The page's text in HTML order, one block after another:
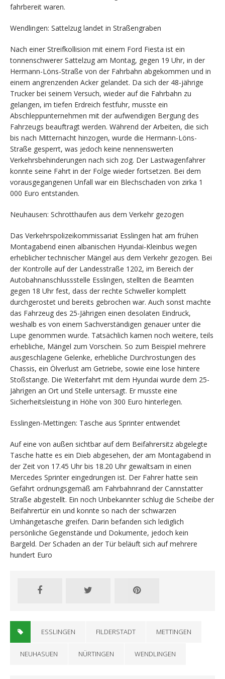
fahrbereit waren.
Wendlingen: Sattelzug landet in Straßengraben
Nach einer Streifkollision mit einem Ford Fiesta ist ein
tonnenschwerer Sattelzug am Montag, gegen 19 Uhr, in der
Hermann-Löns-Straße von der Fahrbahn abgekommen und in
einem angrenzenden Acker gelandet. Da sich der 48-jährige
Trucker bei seinem Versuch, wieder auf die Fahrbahn zu
gelangen, im tiefen Erdreich festfuhr, musste ein
Abschleppunternehmen mit der aufwendigen Bergung des
Fahrzeugs beauftragt werden. Während der Arbeiten, die sich
bis nach Mitternacht hinzogen, wurde die Hermann-Löns-
Straße gesperrt, was jedoch keine nennenswerten
Verkehrsbehinderungen nach sich zog. Der Lastwagenfahrer
konnte seine Fahrt in der Folge wieder fortsetzen. Bei dem
vorausgegangenen Unfall war ein Blechschaden von zirka 1
000 Euro entstanden.
Neuhausen: Schrotthaufen aus dem Verkehr gezogen
Das Verkehrspolizeikommissariat Esslingen hat am frühen
Montagabend einen albanischen Hyundai-Kleinbus wegen
erheblicher technischer Mängel aus dem Verkehr gezogen. Bei
der Kontrolle auf der Landesstraße 1202, im Bereich der
Autobahnanschlussstelle Esslingen, stellten die Beamten
gegen 18 Uhr fest, dass der rechte Schweller komplett
durchgerostet und bereits gebrochen war. Auch sonst machte
das Fahrzeug des 25-Jährigen einen desolaten Eindruck,
weshalb es von einem Sachverständigen genauer unter die
Lupe genommen wurde. Tatsächlich kamen noch weitere, teils
erhebliche, Mängel zum Vorschein. So zum Beispiel mehrere
ausgeschlagene Gelenke, erhebliche Durchrostungen des
Chassis, ein Ölverlust am Getriebe, sowie eine lose hintere
Stoßstange. Die Weiterfahrt mit dem Hyundai wurde dem 25-
Jährigen an Ort und Stelle untersagt. Er musste eine
Sicherheitsleistung in Höhe von 300 Euro hinterlegen.
Esslingen-Mettingen: Tasche aus Sprinter entwendet
Auf eine von außen sichtbar auf dem Beifahrersitz abgelegte
Tasche hatte es ein Dieb abgesehen, der am Montagabend in
der Zeit von 17.45 Uhr bis 18.20 Uhr gewaltsam in einen
Mercedes Sprinter eingedrungen ist. Der Fahrer hatte sein
Gefährt ordnungsgemäß am Fahrbahnrand der Cannstatter
Straße abgestellt. Ein noch Unbekannter schlug die Scheibe der
Beifahrertür ein und konnte so nach der schwarzen
Umhängetasche greifen. Darin befanden sich lediglich
persönliche Gegenstände und Dokumente, jedoch kein
Bargeld. Der Schaden an der Tür beläuft sich auf mehrere
hundert Euro
ESSLINGEN FILDERSTADT METTINGEN
NEUHASUEN NÜRTINGEN WENDLINGEN